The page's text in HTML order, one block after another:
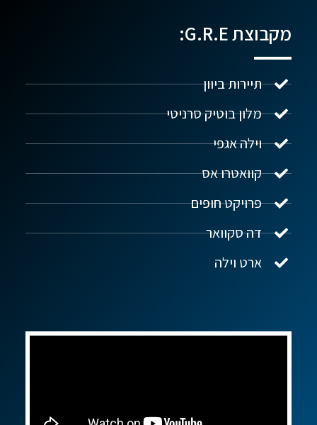
מקבוצת G.R.E:
תיירות ביוון
מלון בוטיק סרניטי
וילה אגפי
קוואטרו אס
פרויקט חופים
דה סקוואר
ארט וילה
נדל"ן ביוון G.R.E
שלום! איך אפשר לעזור?